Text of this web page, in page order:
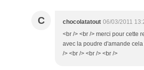
C chocolatatout 06/03/2011
<br /> <br /> merci pour cette
avec la poudre d'amande
/> <br /> <br /> <br />